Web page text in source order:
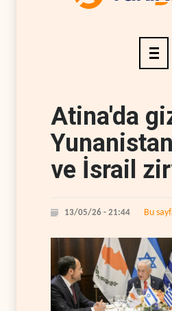
Atina'da
ve İsrail
13/05/26 - 21:44 Bu